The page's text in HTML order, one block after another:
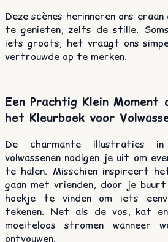
Deze scènes herinneren ons
te genieten, zelfs de stille.
iets groots; het vraagt ons
vertrouwde op te merken.
Een Prachtig Klein
het Kleurboek voor
De charmante illustraties
volwassenen nodigen je uit om
te halen. Misschien inspireert
gaan met vrienden, door je
hoekje te vinden om iets
tekenen. Net als de vos, kat
moeiteloos stromen wanneer
ontvouwen.